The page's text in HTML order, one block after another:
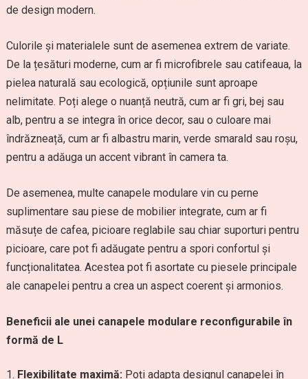
de design modern.
Culorile și materialele sunt de asemenea extrem de variate.
De la țesături moderne, cum ar fi microfibrele sau catifeaua, la
pielea naturală sau ecologică, opțiunile sunt aproape
nelimitate. Poți alege o nuanță neutră, cum ar fi gri, bej sau
alb, pentru a se integra în orice decor, sau o culoare mai
îndrăzneață, cum ar fi albastru marin, verde smarald sau roșu,
pentru a adăuga un accent vibrant în camera ta.
De asemenea, multe canapele modulare vin cu perne
suplimentare sau piese de mobilier integrate, cum ar fi
măsuțe de cafea, picioare reglabile sau chiar suporturi pentru
picioare, care pot fi adăugate pentru a spori confortul și
funcționalitatea. Acestea pot fi asortate cu piesele principale
ale canapelei pentru a crea un aspect coerent și armonios.
Beneficii ale unei canapele modulare reconfigurabile în
formă de L
Flexibilitate maximă: Poți adapta designul canapelei în